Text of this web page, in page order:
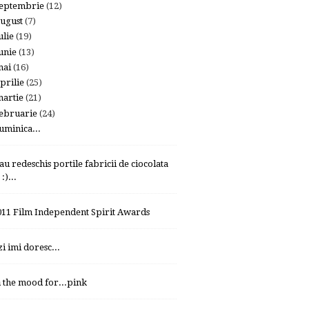
(12)
(7)
(19)
(13)
(16)
(25)
(21)
(24)
redeschis portile fabricii de ciocolata
:)...
Film Independent Spirit Awards
imi doresc...
the mood for...pink